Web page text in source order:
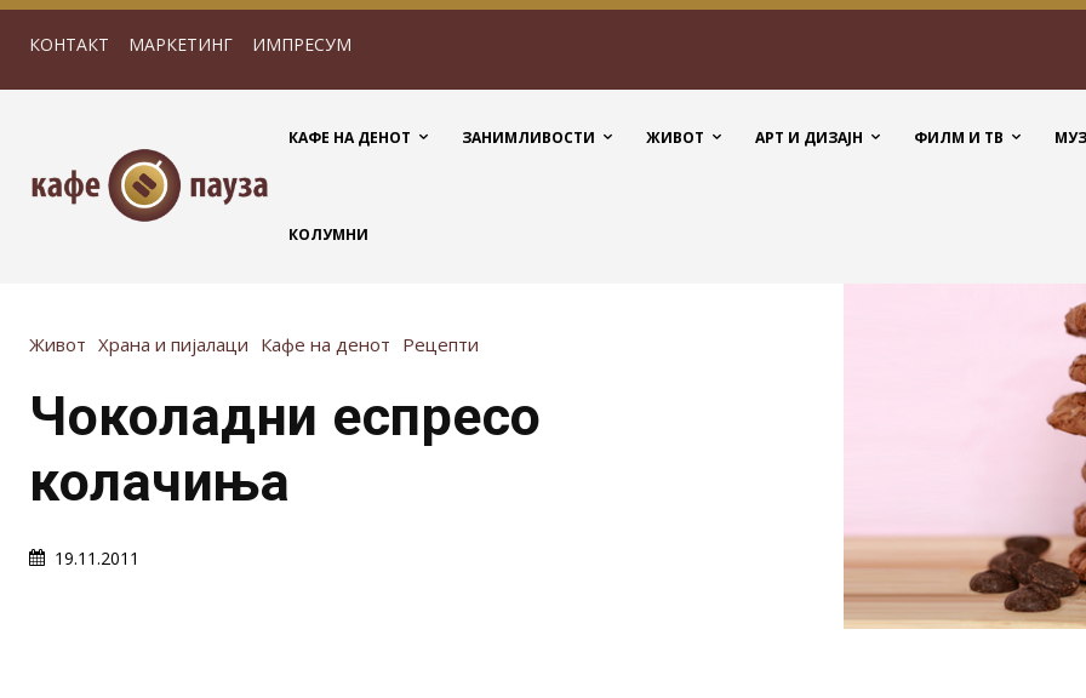
КОНТАКТ МАРКЕТИНГ ИМПРЕСУМ
КАФЕ НА ДЕНОТ ЗАНИМЛИВОСТИ ЖИВОТ АРТ И ДИЗАЈН ФИЛМ И ТВ
КОЛУМНИ
Живот Храна и пијалаци Кафе на денот Рецепти
Чоколадни еспресо
колачиња
19.11.2011